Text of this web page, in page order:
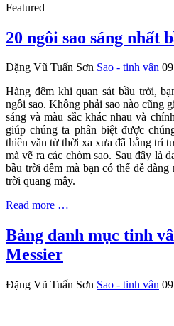
Featured
20 ngôi sao sáng nhất
Đặng Vũ Tuấn Sơn Sao - tinh vân
Hàng đêm khi quan sát bầu trời,
ngôi sao. Không phải sao nào cũng
sáng và màu sắc khác nhau và
giúp chúng ta phân biệt được
thiên văn từ thời xa xưa đã bằng trí
mà vẽ ra các chòm sao. Sau đây là
bầu trời đêm mà bạn có thể dễ
trời quang mây.
Read more …
Bảng danh mục tinh
Messier
Đặng Vũ Tuấn Sơn Sao - tinh vân